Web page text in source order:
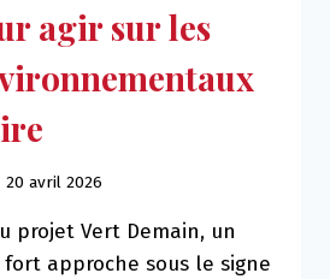
agir sur les
20 avril 2026
projet Vert Demain, un
approche sous le signe